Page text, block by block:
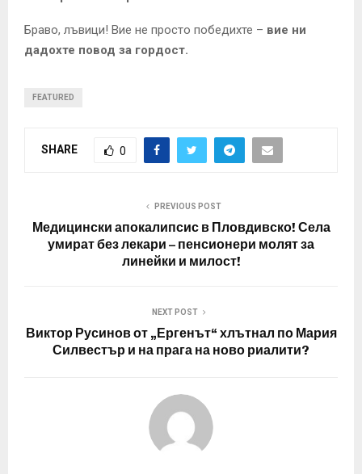
Браво, лъвици! Вие не просто победихте – вие ни
дадохте повод за гордост.
FEATURED
SHARE 0
PREVIOUS POST
Медицински апокалипсис в Пловдивско! Села
умират без лекари – пенсионери молят за
линейки и милост!
NEXT POST
Виктор Русинов от „Ергенът“ хлътнал по Мария
Силвестър и на прага на ново риалити?